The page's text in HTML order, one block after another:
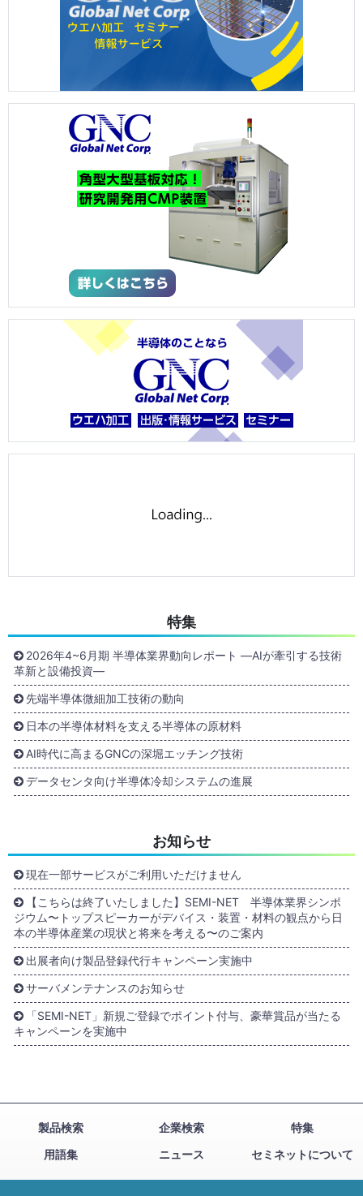
特集
2026年4~6月期 半導体業界動向レポート ―AIが牽引する技術
革新と設備投資―
先端半導体微細加工技術の動向
日本の半導体材料を支える半導体の原材料
AI時代に高まるGNCの深堀エッチング技術
データセンタ向け半導体冷却システムの進展
お知らせ
現在一部サービスがご利用いただけません
【こちらは終了いたしました】SEMI-NET 半導体業界シンポ
ジウム〜トップスピーカーがデバイス・装置・材料の観点から日
本の半導体産業の現状と将来を考える〜のご案内
出展者向け製品登録代行キャンペーン実施中
サーバメンテナンスのお知らせ
「SEMI-NET」新規ご登録でポイント付与、豪華賞品が当たる
キャンペーンを実施中
製品検索 企業検索
特集
用語集
ニュース セミネットについて